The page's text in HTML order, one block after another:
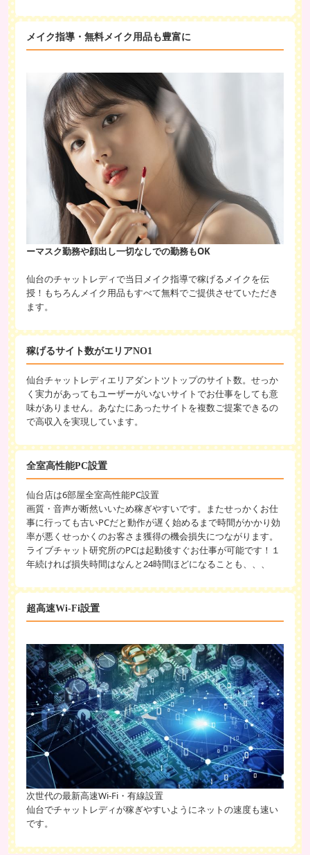
メイク指導・無料メイク用品も豊富に
ーマスク勤務や顔出し一切なしでの勤務もOK
仙台のチャットレディで当日メイク指導で稼げるメイクを伝
授！もちろんメイク用品もすべて無料でご提供させていただき
ます。
稼げるサイト数がエリアNO1
仙台チャットレディエリアダントツトップのサイト数。せっか
く実力があってもユーザーがいないサイトでお仕事をしても意
味がありません。あなたにあったサイトを複数ご提案できるの
で高収入を実現しています。
全室高性能PC設置
仙台店は6部屋全室高性能PC設置
画質・音声が断然いいため稼ぎやすいです。またせっかくお仕
事に行っても古いPCだと動作が遅く始めるまで時間がかかり効
率が悪くせっかくのお客さま獲得の機会損失につながります。
ライブチャット研究所のPCは起動後すぐお仕事が可能です！１
年続ければ損失時間はなんと24時間ほどになることも、、、
超高速Wi-Fi設置
次世代の最新高速Wi-Fi・有線設置
仙台でチャットレディが稼ぎやすいようにネットの速度も速い
です。